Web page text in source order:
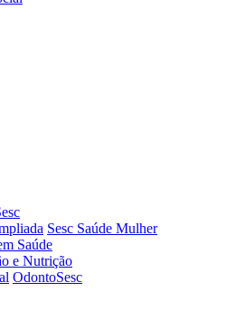
Sesc Saúde Mulher
Saúde
e Nutrição
OdontoSesc